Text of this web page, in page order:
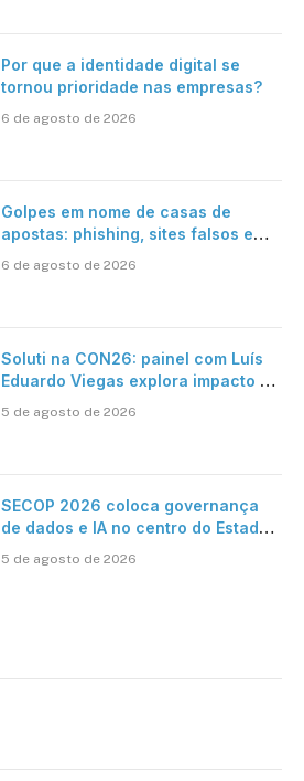
Por que a identidade digital se
tornou prioridade nas empresas?
6 de agosto de 2026
Golpes em nome de casas de
apostas: phishing, sites falsos e
6 de agosto de 2026
Soluti na CON26: painel com Luís
Eduardo Viegas explora impacto de
Contabilidade
5 de agosto de 2026
SECOP 2026 coloca governança
de dados e IA no centro do Estado
5 de agosto de 2026